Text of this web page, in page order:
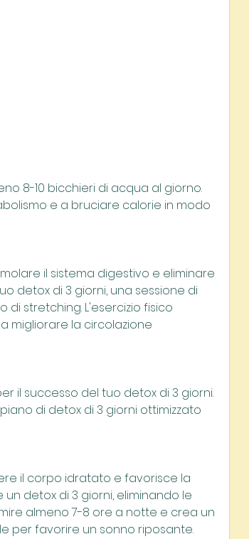
e a bruciare calorie in modo
il sistema digestivo e eliminare
detox di 3 giorni, una sessione di
stretching. L'esercizio fisico
migliorare la circolazione
il successo del tuo detox di 3 giorni.
di detox di 3 giorni ottimizzato
il corpo idratato e favorisce la
detox di 3 giorni, eliminando le
almeno 7-8 ore a notte e crea un
per favorire un sonno riposante.